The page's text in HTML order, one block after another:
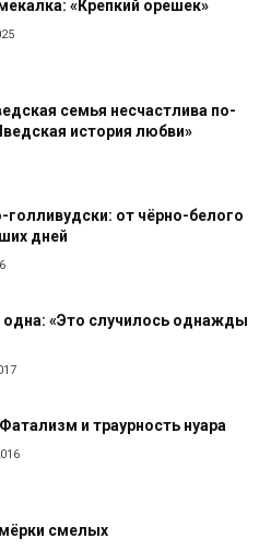
«Крепкий орешек»
семья несчастлива по-
история любви»
голливудски: от чёрно-белого
дней
«Это случилось однажды
и траурность нуара
смелых